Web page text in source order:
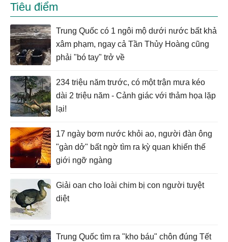
Tiêu điểm
Trung Quốc có 1 ngôi mộ dưới nước bất khả
xâm phạm, ngay cả Tần Thủy Hoàng cũng
phải "bó tay" trở về
234 triệu năm trước, có một trận mưa kéo
dài 2 triệu năm - Cảnh giác với thảm họa lặp
lại!
17 ngày bơm nước khỏi ao, người đàn ông
"gàn dở" bất ngờ tìm ra kỳ quan khiến thế
giới ngỡ ngàng
Giải oan cho loài chim bị con người tuyệt
diệt
Trung Quốc tìm ra "kho báu" chôn đúng Tết